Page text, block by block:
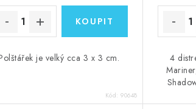
je velký cca 3 x 3 cm.
Kód:90648
4